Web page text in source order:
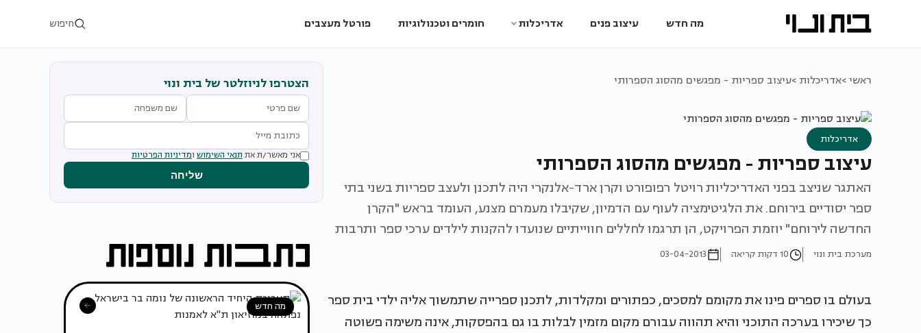
מה חדש עיצוב פנים אדריכלות חומרים וטכנולוגיות פורטל מעצבים חיפוש
ראשי >אדריכלות >עיצוב ספריות - מפגשים מהסוג הספרותי
אדריכלות
עיצוב ספריות - מפגשים מהסוג הספרותי
האתגר שניצב בפני האדריכליות רויטל רפופורט וקרן ארד-אלנקרי היה לתכנן ולעצב ספריות בשני בתי
ספר יסודיים בירוחם. את הלגיטימציה לעוף עם הדמיון, שקיבלו מעמרם מצנע, העומד בראש "הקרן
החדשה לירוחם" יוזמת הפרויקט, הן תרגמו לחללים חווייתיים שנועדו להקנות לילדים ערכי ספר ותרבות
מערכת בית ונוי 10 דקות קריאה 03-04-2013
בעולם בו ספרים פינו את מקומם למסכים, כפתורים ומקלדות, לתכנן ספרייה שתמשוך אליה ילדי בית ספר
כך שיכירו בערכה התוכני והיא תהווה עבורם מקום מזמין לבלות בו גם בהפסקות, אינה משימה פשוטה
הצטרפו לניוזלטר של בית ונוי
אני מאשר/ת את תנאי השימוש ומדיניות הפרטיות
שליחה
מה חדש